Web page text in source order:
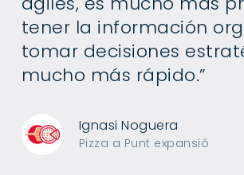
tener la información
tomar decisiones
mucho más rápido.”
Ignasi Noguera
Pizza a Punt expansió